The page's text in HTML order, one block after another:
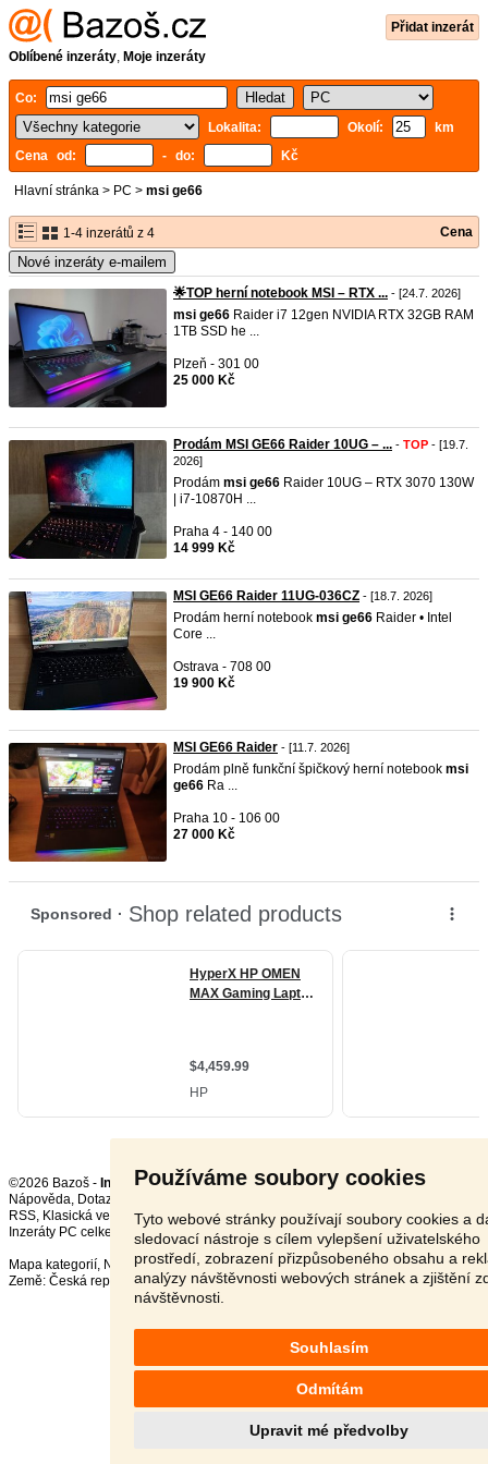
Používáme soubory cookies
Tyto webové stránky používají soubory cookies a
sledovací nástroje s cílem vylepšení uživatelského
prostředí, zobrazení přizpůsobeného obsahu a
analýzy návštěvnosti webových stránek a zjištění
návštěvnosti.
Souhlasím
Odmítám
Upravit mé předvolby
Přidat inzerát
Oblíbené inzeráty, Moje inzeráty
Co:
Lokalita:
Okolí:
km
Cena od:
- do: Kč
Hlavní stránka > PC > msi ge66
1-4 inzerátů z 4 Cena
Nové inzeráty e-mailem
🌟TOP herní notebook MSI – RTX ... - [24.7. 2026]
msi ge66 Raider i7 12gen NVIDIA RTX 32GB RAM
1TB SSD he ...
Plzeň - 301 00
25 000 Kč
Prodám MSI GE66 Raider 10UG – ... - TOP - [19.7.
2026]
Prodám msi ge66 Raider 10UG – RTX 3070 130W
| i7-10870H ...
Praha 4 - 140 00
14 999 Kč
MSI GE66 Raider 11UG-036CZ - [18.7. 2026]
Prodám herní notebook msi ge66 Raider • Intel
Core ...
Ostrava - 708 00
19 900 Kč
MSI GE66 Raider - [11.7. 2026]
Prodám plně funkční špičkový herní notebook msi
ge66 Ra ...
Praha 10 - 106 00
27 000 Kč
©2026 Bazoš - Inzerce, Bazar
Nápověda, Dotazy
RSS,
Inzeráty PC celkem:
44525 , za 24 hodin: 1758
Mapa kategorií, Nejvyhledávanější výrazy
Země: Česká republika,Slovensko,Polsko,Rakousko